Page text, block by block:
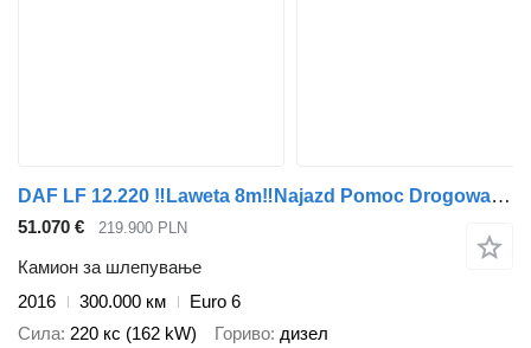
DAF LF 12.220 ‼Laweta 8m‼Najazd Pomoc Drogowa‼Nowa Zabudowa 2026r‼ID
51.070 € 219.900 PLN
Камион за шлепување
2016
300.000 км
Euro 6
Сила 220 кс (162 kW) Гориво дизел